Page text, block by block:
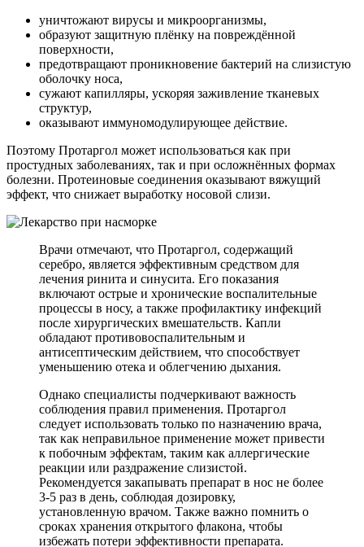
уничтожают вирусы и микроорганизмы,
образуют защитную плёнку на повреждённой
поверхности,
предотвращают проникновение бактерий на слизистую
оболочку носа,
сужают капилляры, ускоряя заживление тканевых
структур,
оказывают иммуномодулирующее действие.
Поэтому Протаргол может использоваться как при
простудных заболеваниях, так и при осложнённых формах
болезни. Протеиновые соединения оказывают вяжущий
эффект, что снижает выработку носовой слизи.
Врачи отмечают, что Протаргол, содержащий
серебро, является эффективным средством для
лечения ринита и синусита. Его показания
включают острые и хронические воспалительные
процессы в носу, а также профилактику инфекций
после хирургических вмешательств. Капли
обладают противовоспалительным и
антисептическим действием, что способствует
уменьшению отека и облегчению дыхания.
Однако специалисты подчеркивают важность
соблюдения правил применения. Протаргол
следует использовать только по назначению врача,
так как неправильное применение может привести
к побочным эффектам, таким как аллергические
реакции или раздражение слизистой.
Рекомендуется закапывать препарат в нос не более
3-5 раз в день, соблюдая дозировку,
установленную врачом. Также важно помнить о
сроках хранения открытого флакона, чтобы
избежать потери эффективности препарата.